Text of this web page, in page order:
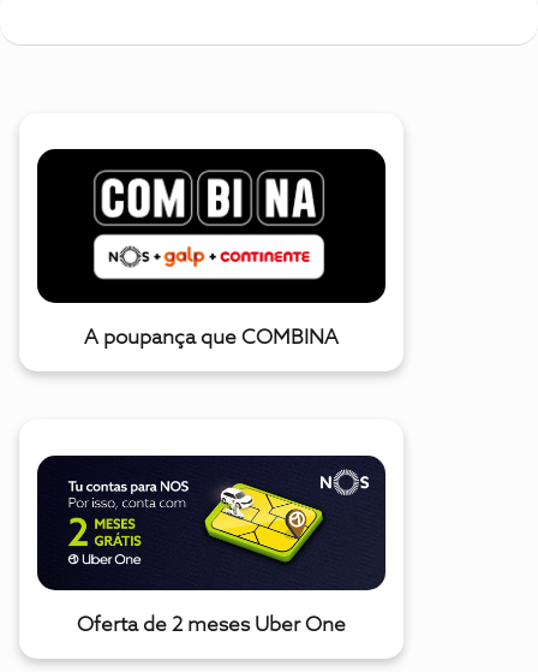
A poupança que COMBINA
Oferta de 2 meses Uber One